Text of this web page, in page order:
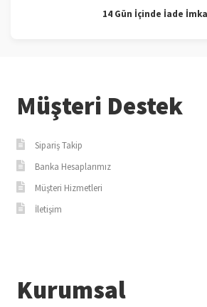
14 Gün İçinde İade
Müşteri Destek
Sipariş Takip
Banka Hesaplarımız
Müşteri Hizmetleri
İletişim
Kurumsal